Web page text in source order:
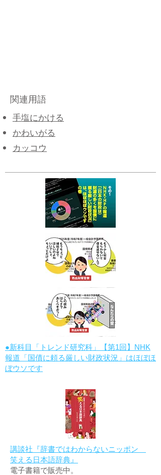
関連用語
手塩にかける
かわいがる
カッコウ
●新科目「トレンド研究科」【第1回】NHK
報道「国債に頼る厳しい財政状況」はほぼほ
ぼウソです
講談社『辞書ではわからないニッポン
笑える日本語辞典』
電子書籍で販売中。